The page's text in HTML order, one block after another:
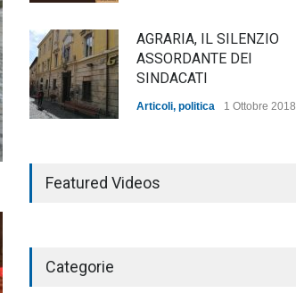
AGRARIA, IL SILENZIO
ASSORDANTE DEI
SINDACATI
Articoli, politica 1 Ottobre 2018
Featured Videos
Categorie